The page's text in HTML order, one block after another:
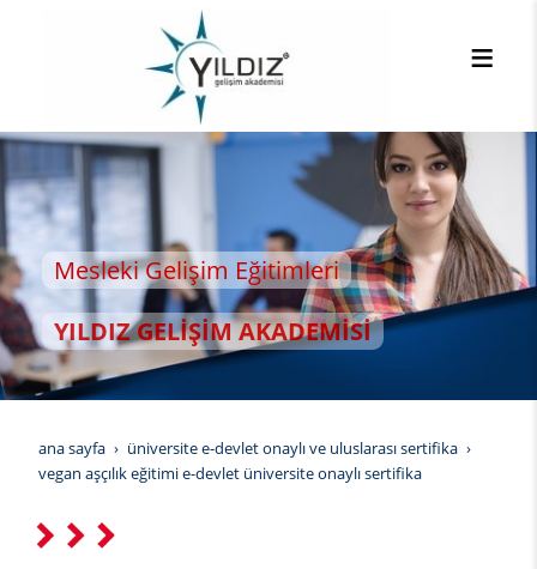
Gelişim Eğitimleri
GELİŞİM AKADEMİSİ
ana sayfa
üniversite e-devlet onaylı ve uluslarası sertifika
vegan aşçılık eğitimi e-devlet üniversite onaylı sertifika